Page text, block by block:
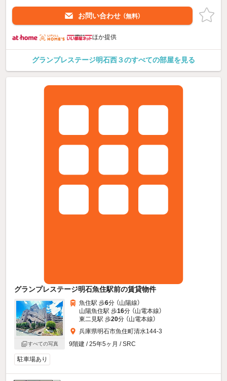
お問い合わせ （無料）
ほか提供
グランプレステージ明石西３のすべての部屋を見る
グランプレステージ明石魚住駅前の賃貸物件
すべての写真
魚住駅 歩6分 （山陽線）
山陽魚住駅 歩16分 （山電本線）
東二見駅 歩20分 （山電本線）
兵庫県明石市魚住町清水144-3
9階建 / 25年5ヶ月 / SRC
駐車場あり